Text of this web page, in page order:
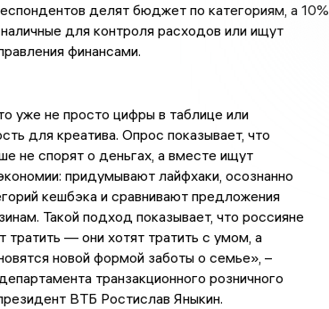
делят бюджет по категориям, а 10%
для контроля расходов или ищут
финансами.
уже не просто цифры в таблице или
для креатива. Опрос показывает, что
не спорят о деньгах, а вместе ищут
придумывают лайфхаки, осознанно
кешбэка и сравнивают предложения
Такой подход показывает, что россияне
тратить — они хотят тратить с умом, а
новой формой заботы о семье», –
транзакционного розничного
ВТБ Ростислав Яныкин.